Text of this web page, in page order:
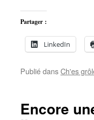
Partager :
LinkedIn
Publié dansCh'es
Encore